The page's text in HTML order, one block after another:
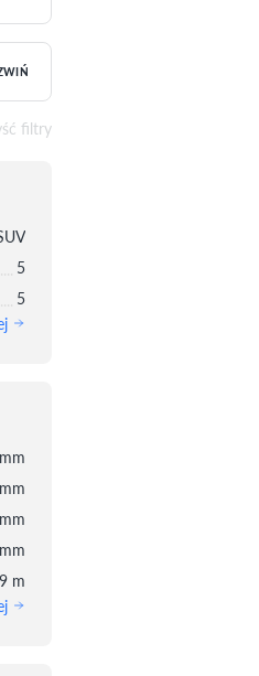
filtry
5
5
m